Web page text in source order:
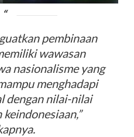
pembinaan
wawasan
nasionalisme yang
menghadapi
dengan nilai-nilai